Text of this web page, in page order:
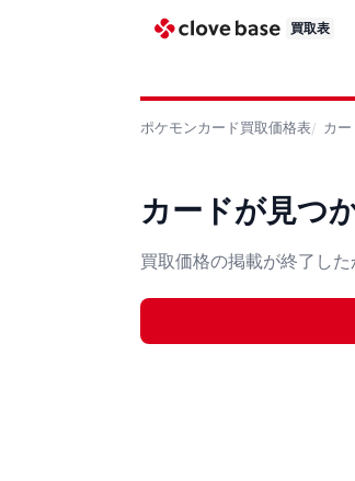
買取表
ポケモンカード買取価格表 カ
カードが見つ
買取価格の掲載が終了し